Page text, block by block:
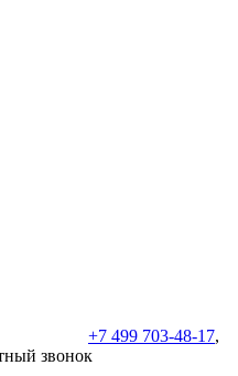
+7 499 703-48-17,
звонок